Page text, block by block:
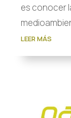
es conocer
LEER MÁS